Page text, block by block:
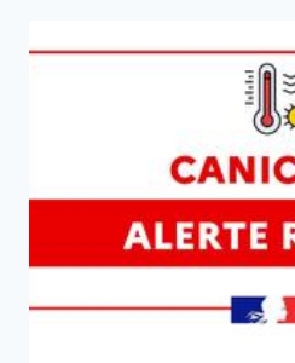
ESPACE
FRAÎCHEUR
SALLE
LA
CHAUMIÈRE